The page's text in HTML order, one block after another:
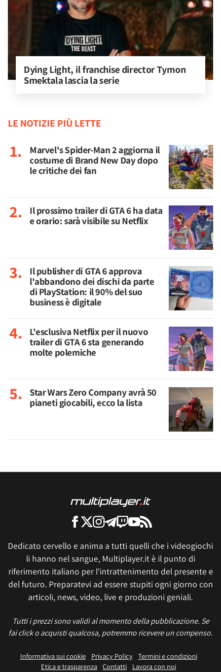
Dying Light, il franchise director Tymon
Smektala lascia la serie
LE NOTIZIE PIÙ LETTE
Marvel's Spider-Man 2 aggiorna il
costume di Brand New Day dopo
le critiche dei fan
Il prossimo trailer di GTA 6 ha data
e orario: sarà visibile su Netflix
Il publisher di GTA 6 approva
l'abbandono dei dischi da parte
di PlayStation: il 90% del suo
business è digitale
L'esclusiva Netflix per il nuovo
trailer di GTA 6 sta generando
molte polemiche
Star Wars Zero Company avrà 50
pianeti giocabili, ecco la lista
Dedicato cervello e anima a tutti quelli che i videogiochi
li hanno nel sangue, Multiplayer.it è il punto di
riferimento italiano per l'intrattenimento del presente e
del futuro. Preparatevi ad essere stupiti ogni giorno con
articoli, news, video, live e produzioni geniali.
Tutti i prezzi sono validi al momento della pubblicazione. Se
fai click o acquisti qualcosa, potremmo ricevere un compenso.
Informativa sui cookie Privacy Policy
Termini e condizioni
Etica e trasparenza Contatti Lavora con noi